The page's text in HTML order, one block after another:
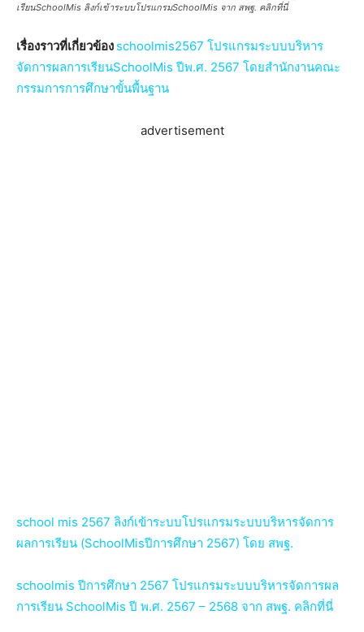
เรียนSchoolMis ลิงก์เข้าระบบโปรแกรมSchoolMis จาก สพฐ. คลิกที่นี่
เรื่องราวที่เกี่ยวข้อง schoolmis2567 โปรแกรมระบบบริหาร
จัดการผลการเรียนSchoolMis ปีพ.ศ. 2567 โดยสำนักงานคณะ
กรรมการการศึกษาขั้นพื้นฐาน
advertisement
school mis 2567 ลิงก์เข้าระบบโปรแกรมระบบบริหารจัดการ
ผลการเรียน (SchoolMisปีการศึกษา 2567) โดย สพฐ.
schoolmis ปีการศึกษา 2567 โปรแกรมระบบบริหารจัดการผล
การเรียน SchoolMis ปี พ.ศ. 2567 – 2568 จาก สพฐ. คลิกที่นี่